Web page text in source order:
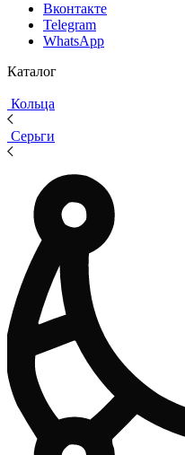
Вконтакте
Telegram
WhatsApp
Каталог
Кольца
Серьги